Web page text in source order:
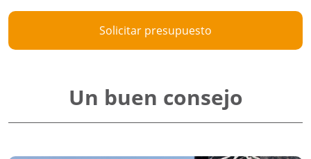
Solicitar presupuesto
Un buen consejo